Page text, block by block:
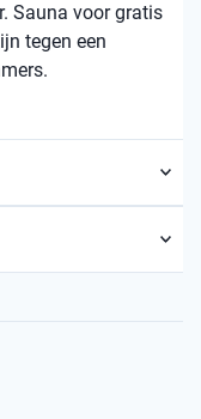
Sauna voor gratis
tegen een